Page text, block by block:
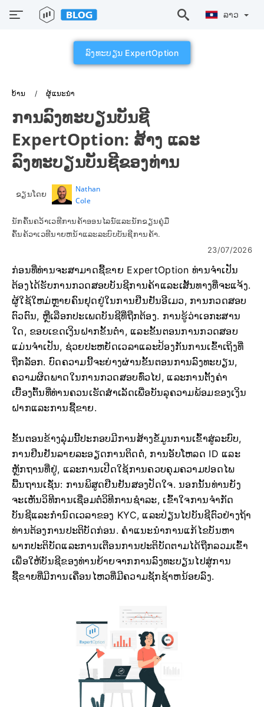
ລາວ
ລົງທະບຽນ ExpertOption
ບ້ານ ຜູ້ແນະນຳ
ການລົງທະບຽນບັນຊີ
ExpertOption: ສ້າງ ແລະ
ລົງທະບຽນບັນຊີຂອງທ່ານ
ຂຽນໂດຍ
Nathan
Cole
ນັກຄົ້ນຄວ້າເວທີການຄ້າອອນໄລນ໌ແລະນັກຂຽນຄູ່ມື
ຄົ້ນຄ້ວາເວທີນາຍຫນ້າແລະລະບົບບັນຊີການຄ້າ.
23/07/2026
ກ່ອນ​ທີ່​ທ່ານ​ຈະ​ສາ​ມາດ​ຊື້​ຂາຍ ExpertOption ທ່ານ​ຈໍາ​ເປັນ​
ຕ້ອງ​ໄດ້​ຮັບ​ການ​ກວດ​ສອບ​ບັນ​ຊີ​ການ​ຄ້າ​ແລະ​ເສັ້ນ​ທາງ​ທີ່​ຈະ​ແຈ້ງ​.
ຜູ້ໃຊ້ໃຫມ່ຫຼາຍຄົນຢຸດຢູ່ໃນການຢືນຢັນອີເມວ, ການກວດສອບ
ຕົວຕົນ, ຫຼືເລືອກປະເພດບັນຊີທີ່ຖືກຕ້ອງ. ການຮູ້ວ່າເອກະສານ
ໃດ, ຂອບເຂດເງິນຝາກຂັ້ນຕ່ໍາ, ແລະຂັ້ນຕອນການກວດສອບ
ແມ່ນຈໍາເປັນ, ຊ່ວຍປະຫຍັດເວລາແລະປ້ອງກັນການເຂົ້າເຖິງທີ່
ຖືກລັອກ. ບົດຄວາມນີ້ຈະຍ່າງຜ່ານຂັ້ນຕອນການລົງທະບຽນ,
ຄວາມຜິດພາດໃນການກວດສອບທົ່ວໄປ, ແລະການຕັ້ງຄ່າ
ເບື້ອງຕົ້ນທີ່ທ່ານຄວນເຮັດສໍາເລັດເພື່ອບັນລຸຄວາມພ້ອມຂອງເງິນ
ຝາກແລະການຊື້ຂາຍ.
ຂັ້ນຕອນຂ້າງລຸ່ມນີ້ປະກອບມີການສ້າງຂໍ້ມູນການເຂົ້າສູ່ລະບົບ,
ການຢືນຢັນລາຍລະອຽດການຕິດຕໍ່, ການອັບໂຫລດ ID ແລະ
ຫຼັກຖານທີ່ຢູ່, ແລະການເປີດໃຊ້ການຄວບຄຸມຄວາມປອດໄພ
ພື້ນຖານເຊັ່ນ: ການພິສູດຢືນຢັນສອງປັດໃຈ. ນອກນັ້ນທ່ານຍັງ
ຈະເຫັນວິທີການເຊື່ອມຕໍ່ວິທີການຊໍາລະ, ເຂົ້າໃຈການຈໍາກັດ
ບັນຊີແລະກໍານົດເວລາຂອງ KYC, ແລະປ່ຽນໄປບັນຊີຕົວຢ່າງຖ້າ
ທ່ານຕ້ອງການປະຕິບັດກ່ອນ. ຄໍາແນະນໍາການແກ້ໄຂບັນຫາ
ພາກປະຕິບັດແລະການເຕືອນການປະຕິບັດຕາມໄດ້ຖືກລວມເຂົ້າ
ເພື່ອໃຫ້ບັນຊີຂອງທ່ານຍ້າຍຈາກການລົງທະບຽນໄປສູ່ການ
ຊື້ຂາຍທີ່ມີການເຄື່ອນໄຫວທີ່ມີຄວາມຊັກຊ້າຫນ້ອຍລົງ.